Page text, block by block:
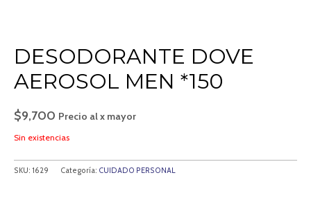
DESODORANTE DOVE
AEROSOL MEN *150
$9,700 Precio al x mayor
Sin existencias
SKU: 1629 Categoría: CUIDADO PERSONAL